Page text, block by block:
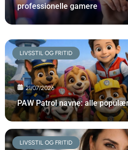
professionelle gamere
LIVSSTIL OG FRITID
21/07/2026
PAW Patrol navne: alle
LIVSSTIL OG FRITID